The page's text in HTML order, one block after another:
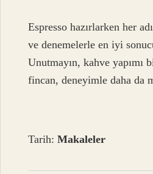
Espresso hazırlarken her
ve denemelerle en iyi
Unutmayın, kahve yapımı
fincan, deneyimle daha da
Tarih:Makaleler